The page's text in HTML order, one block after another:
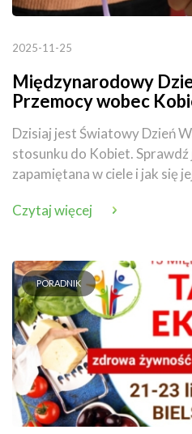
2025-11-25
Międzynarodowy
Przemocy wobec
Dzisiaj jest Światowy Dzień
stosunku do Kobiet.
zapamiętana w ciele i jak się
Czytaj więcej
PORADNIK